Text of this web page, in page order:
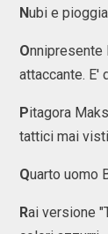
Nubi e
Onnipresente
attaccante. E'
Pitagora
tattici mai
Quarto uomo
Rai versione